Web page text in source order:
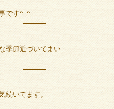
です^_^
季節近づいてまい
いてます。